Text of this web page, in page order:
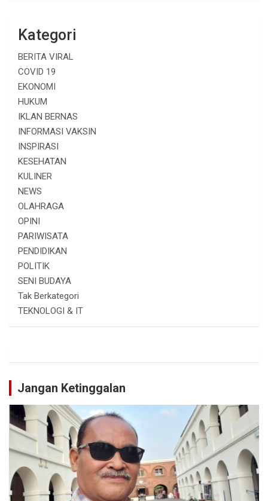
Kategori
BERITA VIRAL
COVID 19
EKONOMI
HUKUM
IKLAN BERNAS
INFORMASI VAKSIN
INSPIRASI
KESEHATAN
KULINER
NEWS
OLAHRAGA
OPINI
PARIWISATA
PENDIDIKAN
POLITIK
SENI BUDAYA
Tak Berkategori
TEKNOLOGI & IT
Jangan Ketinggalan